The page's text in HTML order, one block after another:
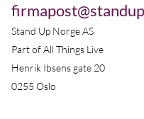
Stand Up Norge AS
Part of All Things Live
Henrik Ibsens gate 20
0255 Oslo